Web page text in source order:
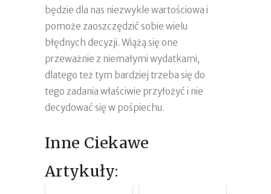
będzie dla nas niezwykle wartościowa i
pomoże zaoszczędzić sobie wielu
błędnych decyzji. Wiążą się one
przeważnie z niemałymi wydatkami,
dlatego też tym bardziej trzeba się do
tego zadania właściwie przyłożyć i nie
decydować się w pośpiechu.
Inne Ciekawe
Artykuły: